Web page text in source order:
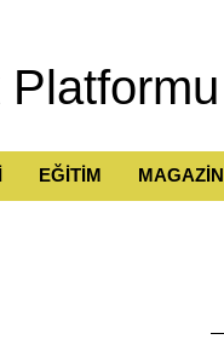
EĞİTİM MAGAZİN